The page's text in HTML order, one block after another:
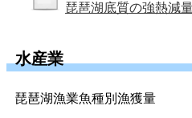
琵琶湖底質の強熱減
水産業
琵琶湖漁業魚種別漁獲量